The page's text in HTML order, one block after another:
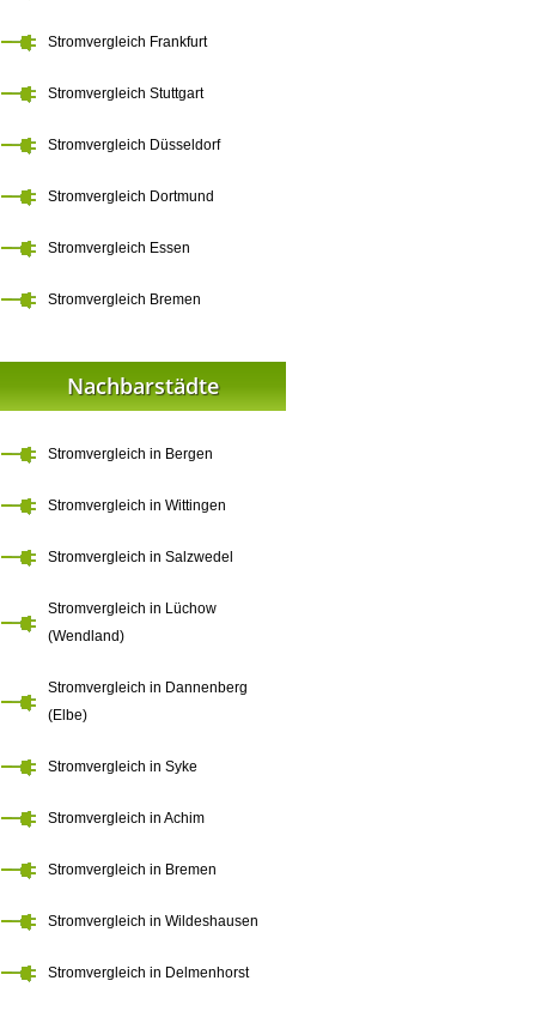
Stromvergleich Frankfurt
Stromvergleich Stuttgart
Stromvergleich Düsseldorf
Stromvergleich Dortmund
Stromvergleich Essen
Stromvergleich Bremen
Nachbarstädte
Stromvergleich in Bergen
Stromvergleich in Wittingen
Stromvergleich in Salzwedel
Stromvergleich in Lüchow
(Wendland)
Stromvergleich in Dannenberg
(Elbe)
Stromvergleich in Syke
Stromvergleich in Achim
Stromvergleich in Bremen
Stromvergleich in Wildeshausen
Stromvergleich in Delmenhorst